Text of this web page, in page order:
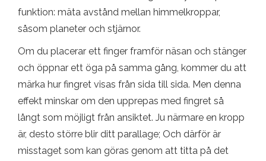
funktion: mäta avstånd mellan himmelkroppar,
såsom planeter och stjärnor.
Om du placerar ett finger framför näsan och stänger
och öppnar ett öga på samma gång, kommer du att
märka hur fingret visas från sida till sida. Men denna
effekt minskar om den upprepas med fingret så
långt som möjligt från ansiktet. Ju närmare en kropp
är, desto större blir ditt parallage; Och därför är
misstaget som kan göras genom att titta på det